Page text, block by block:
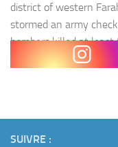
district of western
stormed an army
bombers killed at least
others…
SUIVRE :